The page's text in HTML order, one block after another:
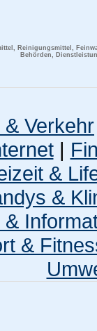
Reinigungsmittel,
Behörden,
& Verkehr
|
&
&
&
&